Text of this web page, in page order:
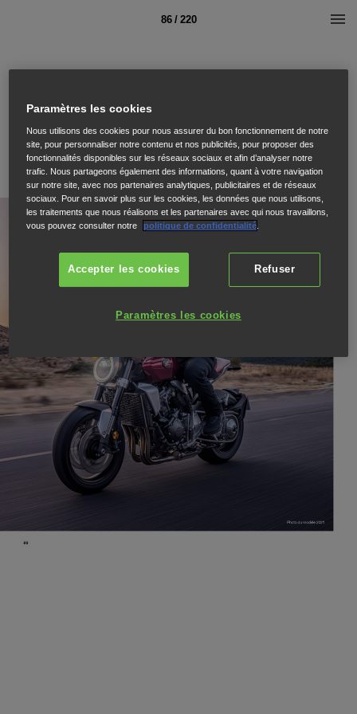
86 / 220
Paramètres les cookies
Nous utilisons des cookies pour nous assurer du bon fonctionnement de notre
site, pour personnaliser notre contenu et nos publicités, pour proposer des
fonctionnalités disponibles sur les réseaux sociaux et afin d’analyser notre
trafic. Nous partageons également des informations, quant à votre navigation
sur notre site, avec nos partenaires analytiques, publicitaires et de réseaux
sociaux. Pour en savoir plus sur les cookies, les données que nous utilisons,
les traitements que nous réalisons et les partenaires avec qui nous travaillons,
vous pouvez consulter notre
politique de confidentialité.
Refuser
Accepter les cookies
Paramètres les cookies